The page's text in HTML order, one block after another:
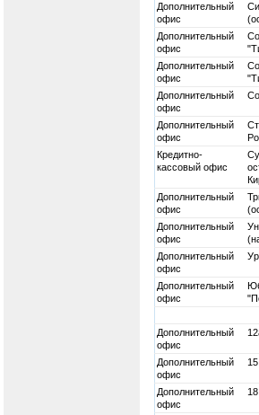
Дополнительный
офис
Дополнительный
офис
Дополнительный
офис
Дополнительный
офис
Дополнительный
офис
Кредитно-
кассовый офис
Дополнительный
офис
Дополнительный
офис
Дополнительный
офис
Дополнительный
офис
Дополнительный
офис
Дополнительный
офис
Дополнительный
офис